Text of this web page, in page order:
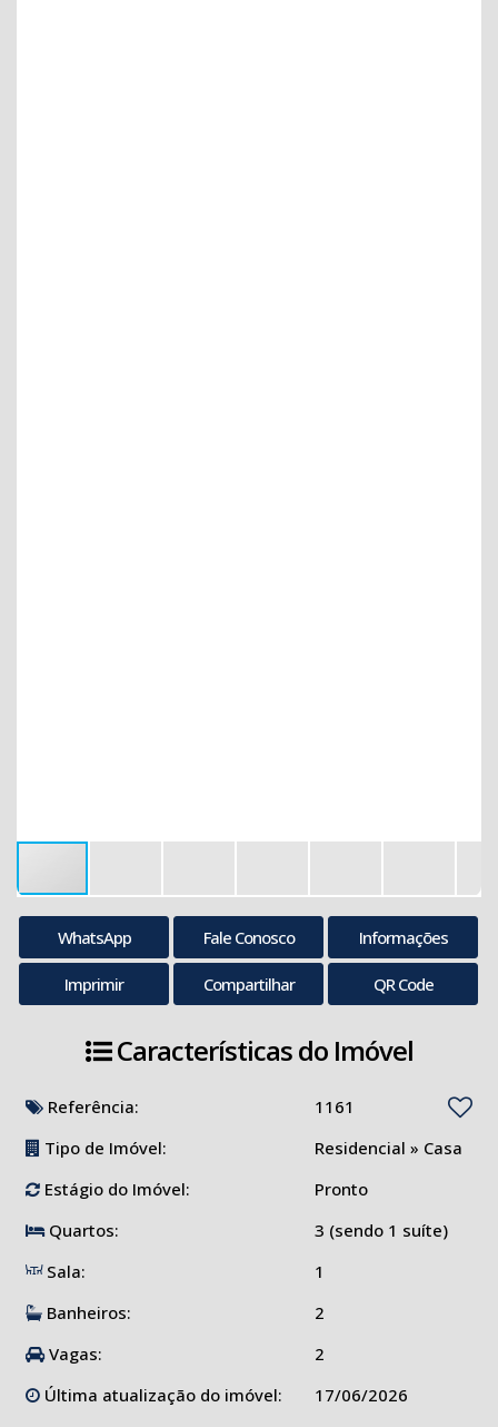
WhatsApp Fale Conosco Informações
Imprimir Compartilhar QR Code
Características do Imóvel
Referência:
1161
Tipo de Imóvel:
Residencial » Casa
Estágio do Imóvel:
Pronto
Quartos:
3 (sendo 1 suíte)
Sala:
1
Banheiros:
2
Vagas:
2
Última atualização do imóvel:
17/06/2026